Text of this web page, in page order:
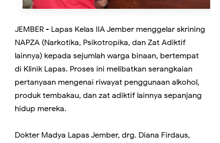
JEMBER - Lapas Kelas IIA Jember menggelar skrining
NAPZA (Narkotika, Psikotropika, dan Zat Adiktif
lainnya) kepada sejumlah warga binaan, bertempat
di Klinik Lapas. Proses ini melibatkan serangkaian
pertanyaan mengenai riwayat penggunaan alkohol,
produk tembakau, dan zat adiktif lainnya sepanjang
hidup mereka.
Dokter Madya Lapas Jember, drg. Diana Firdaus,